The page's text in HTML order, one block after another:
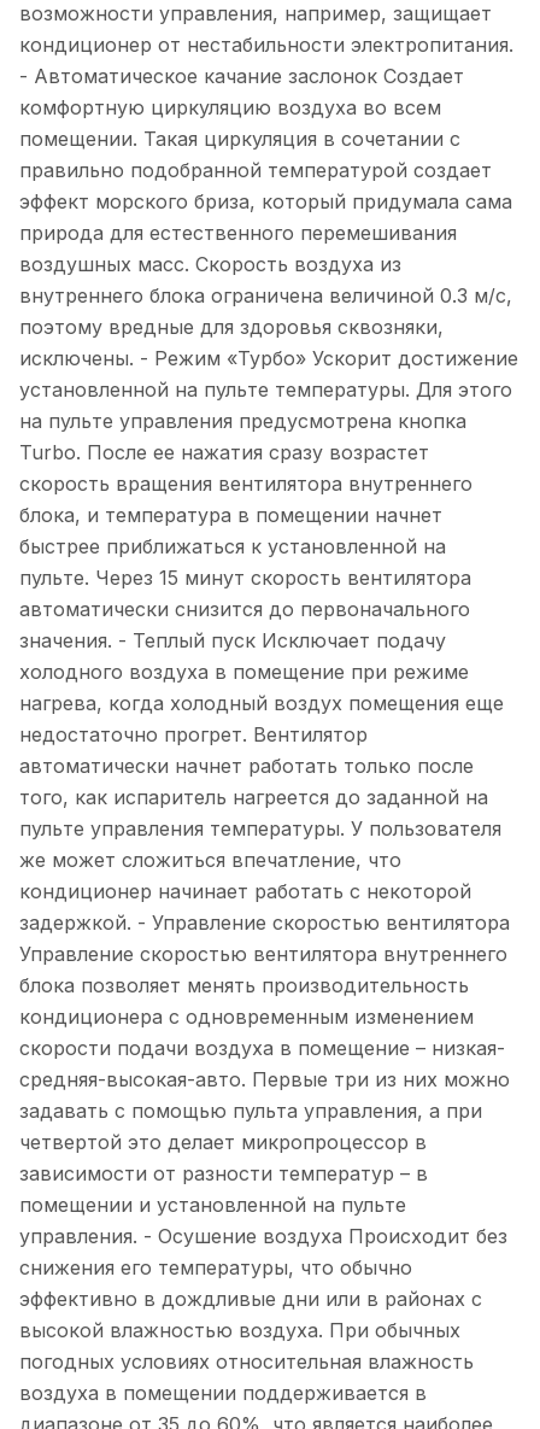
возможности управления, например, защищает
кондиционер от нестабильности электропитания.
- Автоматическое качание заслонок Создает
комфортную циркуляцию воздуха во всем
помещении. Такая циркуляция в сочетании с
правильно подобранной температурой создает
эффект морского бриза, который придумала сама
природа для естественного перемешивания
воздушных масс. Скорость воздуха из
внутреннего блока ограничена величиной 0.3 м/с,
поэтому вредные для здоровья сквозняки,
исключены. - Режим «Турбо» Ускорит достижение
установленной на пульте температуры. Для этого
на пульте управления предусмотрена кнопка
Turbo. После ее нажатия сразу возрастет
скорость вращения вентилятора внутреннего
блока, и температура в помещении начнет
быстрее приближаться к установленной на
пульте. Через 15 минут скорость вентилятора
автоматически снизится до первоначального
значения. - Теплый пуск Исключает подачу
холодного воздуха в помещение при режиме
нагрева, когда холодный воздух помещения еще
недостаточно прогрет. Вентилятор
автоматически начнет работать только после
того, как испаритель нагреется до заданной на
пульте управления температуры. У пользователя
же может сложиться впечатление, что
кондиционер начинает работать с некоторой
задержкой. - Управление скоростью вентилятора
Управление скоростью вентилятора внутреннего
блока позволяет менять производительность
кондиционера с одновременным изменением
скорости подачи воздуха в помещение – низкая-
средняя-высокая-авто. Первые три из них можно
задавать с помощью пульта управления, а при
четвертой это делает микропроцессор в
зависимости от разности температур – в
помещении и установленной на пульте
управления. - Осушение воздуха Происходит без
снижения его температуры, что обычно
эффективно в дождливые дни или в районах с
высокой влажностью воздуха. При обычных
погодных условиях относительная влажность
воздуха в помещении поддерживается в